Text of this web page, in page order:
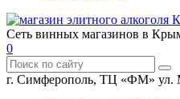
Сеть винных магазинов в
0
г. Симферополь, ТЦ «ФМ» ул.